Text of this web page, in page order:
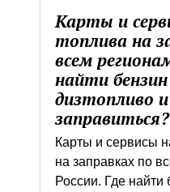
Карты и
топлива на
всем
найти
дизтопливо
заправиться?
Карты и сервисы
на заправках по
России. Где найти